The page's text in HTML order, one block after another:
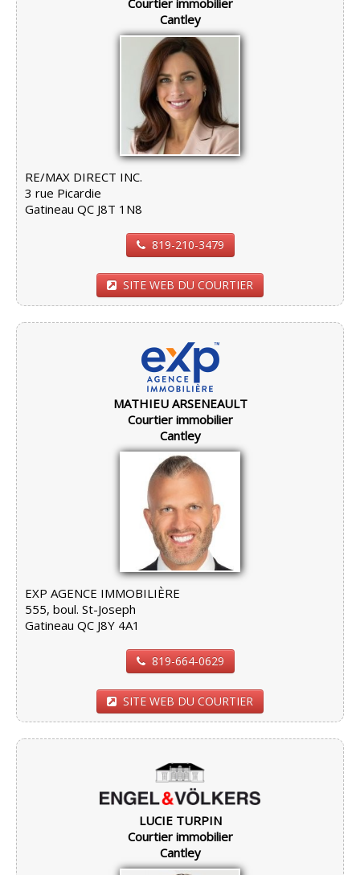
Cantley
RE/MAX DIRECT INC.
3 rue Picardie
Gatineau QC J8T 1N8
819-210-3479
SITE WEB DU COURTIER
MATHIEU ARSENEAULT
Courtier immobilier
Cantley
EXP AGENCE IMMOBILIÈRE
555, boul. St-Joseph
Gatineau QC J8Y 4A1
819-664-0629
SITE WEB DU COURTIER
LUCIE TURPIN
Courtier immobilier
Cantley